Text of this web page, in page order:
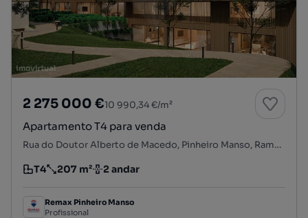
2 275 000 €10 990,34 €/m²
Apartamento T4 para venda
Rua do Doutor Alberto de Macedo, Pinheiro Manso, Ramalde, Porto, Porto
Tipologia
T4
Preço por metro quadrado
207 m²
Andar 2 andar
Remax Pinheiro Manso
Profissional